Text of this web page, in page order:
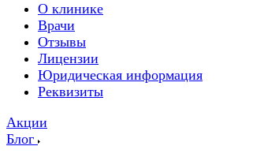
О клинике
Врачи
Отзывы
Лицензии
Юридическая информация
Реквизиты
Акции
Блог